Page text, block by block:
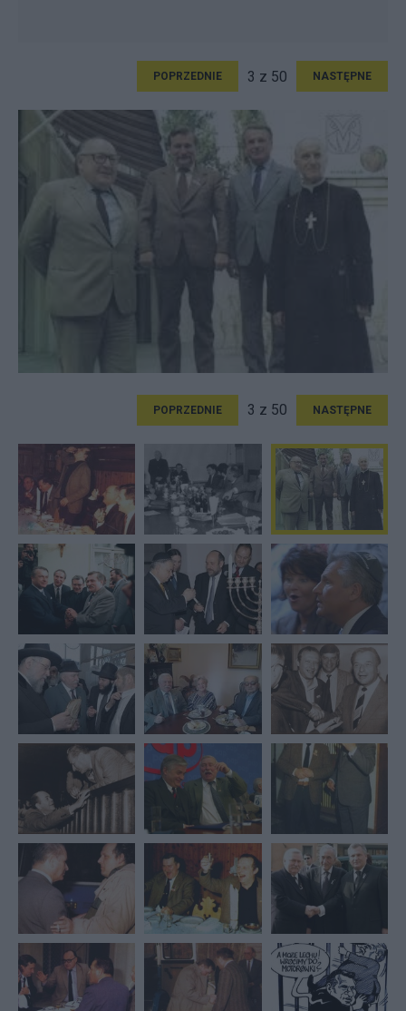
POPRZEDNIE 3 z 50 NASTĘPNE
POPRZEDNIE 3 z 50 NASTĘPNE